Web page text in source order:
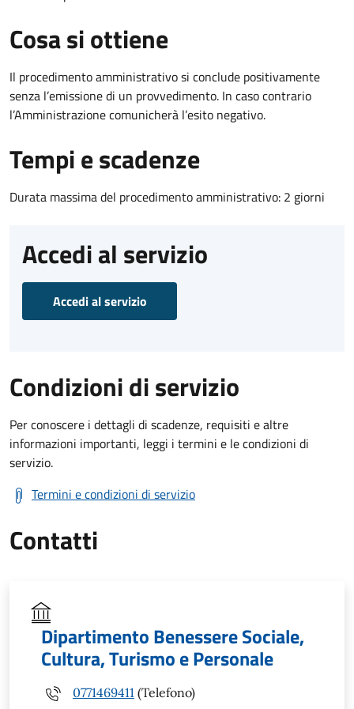
Cosa si ottiene
Il procedimento amministrativo si conclude positivamente
senza l’emissione di un provvedimento. In caso contrario
l’Amministrazione comunicherà l’esito negativo.
Tempi e scadenze
Durata massima del procedimento amministrativo: 2 giorni
Accedi al servizio
Accedi al servizio
Condizioni di servizio
Per conoscere i dettagli di scadenze, requisiti e altre
informazioni importanti, leggi i termini e le condizioni di
servizio.
Termini e condizioni di servizio
Contatti
Dipartimento Benessere Sociale,
Cultura, Turismo e Personale
0771469411 (Telefono)